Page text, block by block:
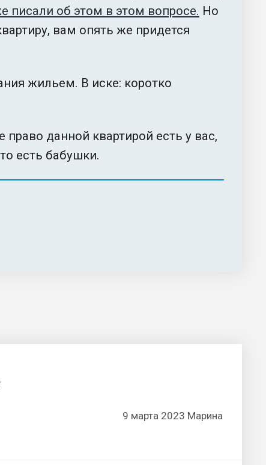
писали об этом в этом вопросе. Но
вам опять же придется
жильем. В иске: коротко
данной квартирой есть у вас,
есть бабушки.
9 марта 2023 Марина